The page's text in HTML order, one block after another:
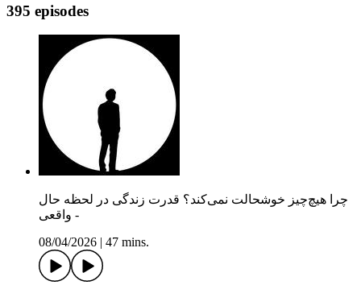
395 episodes
چرا هیچ‌چیز خوشحالت نمی‌کند؟ قدرت زندگی در لحظه حال
- واقعی
08/04/2026
47 mins.